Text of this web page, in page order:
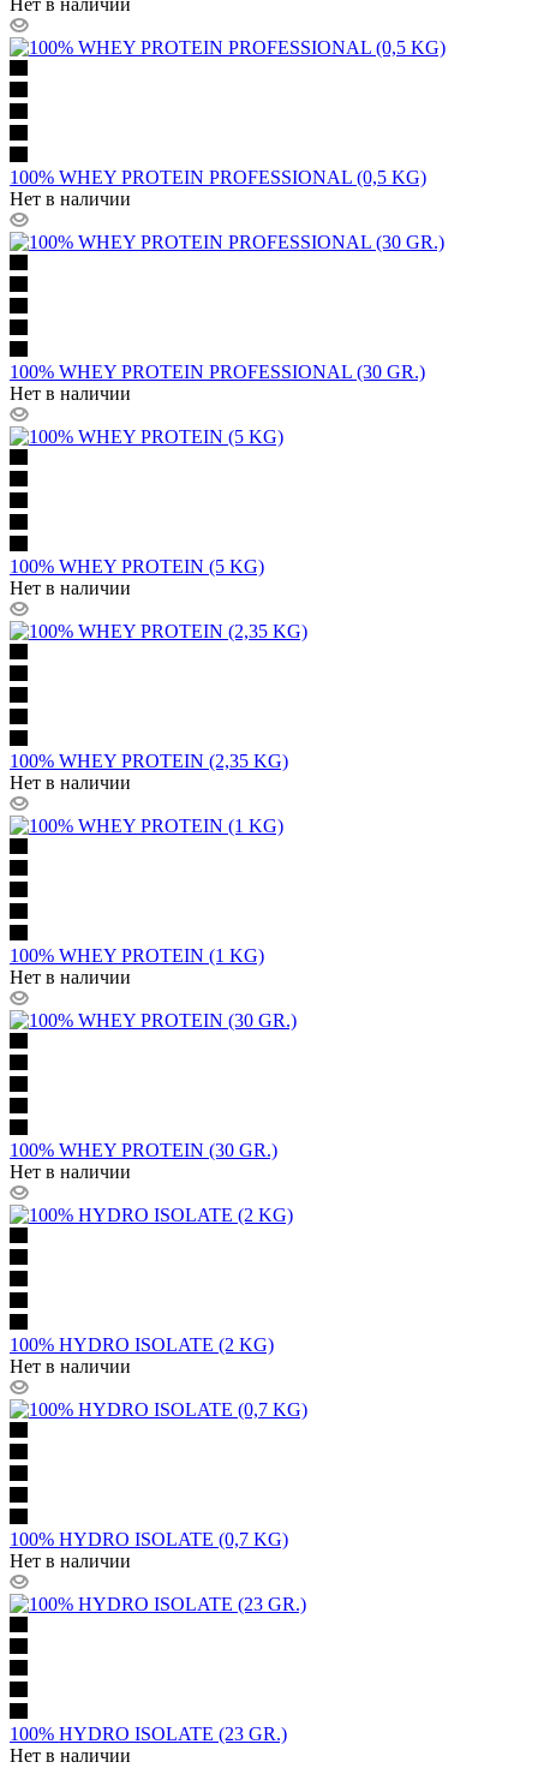
Нет в наличии
100% WHEY PROTEIN PROFESSIONAL (0,5 KG)
Нет в наличии
100% WHEY PROTEIN PROFESSIONAL (30 GR.)
Нет в наличии
100% WHEY PROTEIN (5 KG)
Нет в наличии
100% WHEY PROTEIN (2,35 KG)
Нет в наличии
100% WHEY PROTEIN (1 KG)
Нет в наличии
100% WHEY PROTEIN (30 GR.)
Нет в наличии
100% HYDRO ISOLATE (2 KG)
Нет в наличии
100% HYDRO ISOLATE (0,7 KG)
Нет в наличии
100% HYDRO ISOLATE (23 GR.)
Нет в наличии